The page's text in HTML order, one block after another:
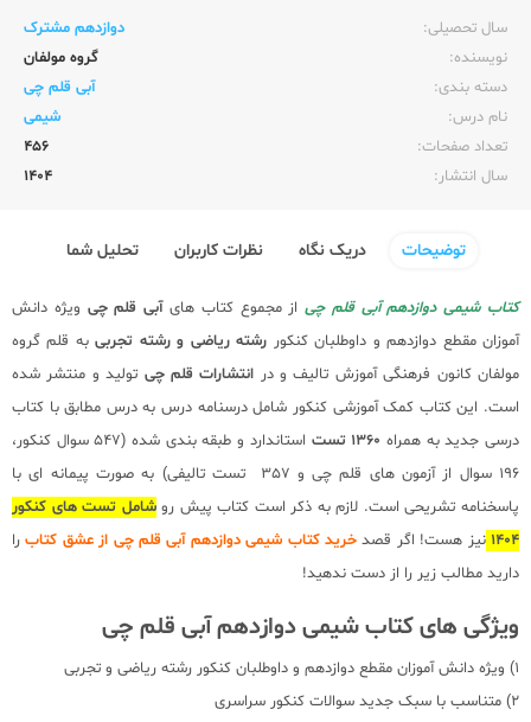
سال تحصیلی:‌
دوازدهم مشترک
نویسنده:‌
گروه مولفان
دسته بندی:
آبی قلم چی
نام درس:
شیمی
تعداد صفحات:‌
456
سال انتشار:‌
1404
توضیحات دریک نگاه نظرات کاربران تحلیل شما
کتاب شیمی دوازدهم آبی قلم چیاز مجموع کتاب هایآبی قلم چی ویژه دانش
آموزان مقطع دوازدهم و داوطلبان کنکور رشته ریاضی و رشته تجربیبه قلم گروه
مولفان کانون فرهنگی آموزش تالیف و در انتشارات قلم چی تولید و منتشر شده
است. این کتاب کمک آموزشی کنکور شامل درسنامه درس به درس مطابق با کتاب
درسی جدید به همراه 1360 تست
استاندارد و طبقه بندی شده (547 سوال کنکور،
196 سوال از آزمون های قلم چی و 357 تست تالیفی) به صورت پیمانه ای با
پاسخنامه تشریحی است. لازم به ذکر است کتاب پیش روشامل تست های کنکور
1404 نیز هست! اگر قصد خرید کتاب شیمی دوازدهم آبی قلم چی از عشق کتابرا
دارید مطالب زیر را از دست ندهید!
ویژگی های کتاب شیمی دوازدهم آبی قلم چی
1) ویژه دانش آموزان مقطع دوازدهم و داوطلبان کنکور رشته ریاضی و تجربی
2) متناسب با سبک جدید سوالات کنکور سراسری